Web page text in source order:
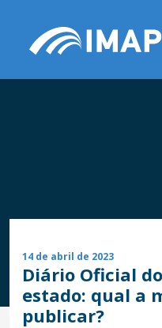
14 de abril de 2023
Diário Oficial
estado: qual a
publicar?